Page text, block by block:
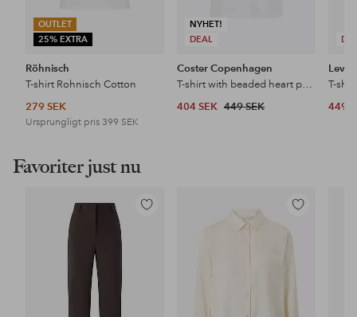
OUTLET
25% EXTRA
Röhnisch
T-shirt Rohnisch Cotton
279 SEK
Ursprungligt pris 399 SEK
NYHET!
DEAL
Coster Copenhagen
T-shirt with beaded heart patch - Mid sleeve
404 SEK 449 SEK
T-
449
Favoriter just nu
Lägg
Lägg
i